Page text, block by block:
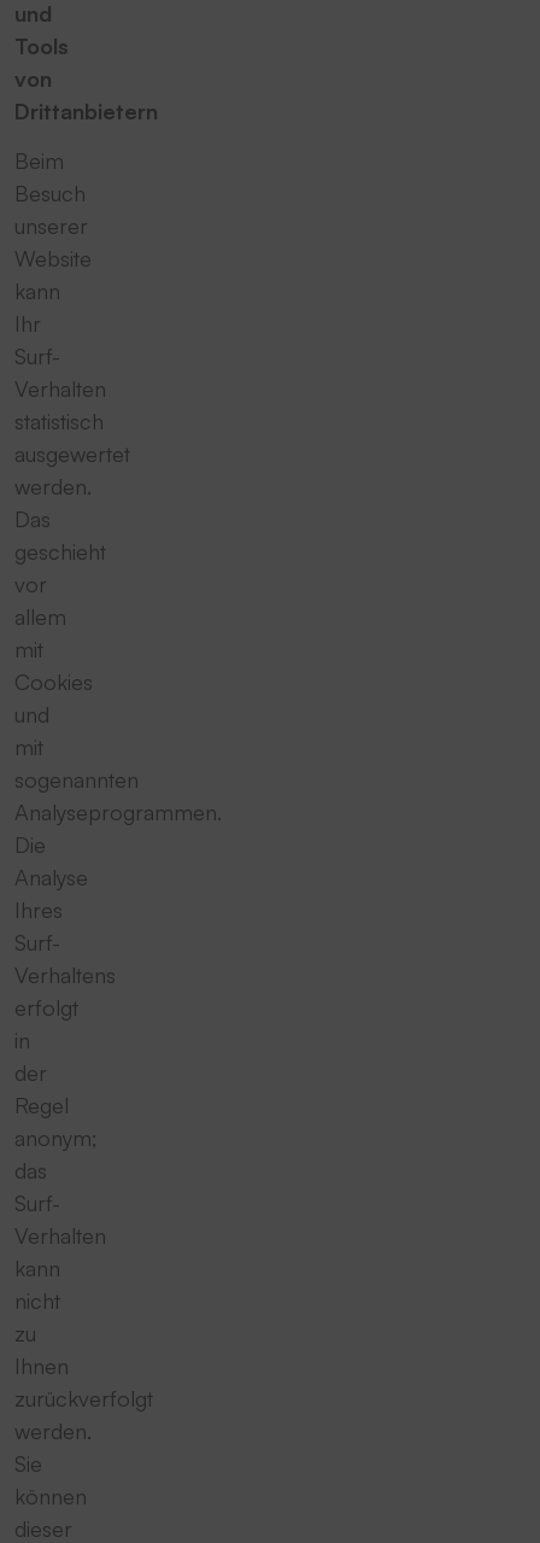
und
Tools
von
Drittanbietern
Beim
Besuch
unserer
Website
kann
Ihr
Surf-
Verhalten
statistisch
ausgewertet
werden.
Das
geschieht
vor
allem
mit
Cookies
und
mit
sogenannten
Analyseprogrammen.
Die
Analyse
Ihres
Surf-
Verhaltens
erfolgt
in
der
Regel
anonym;
das
Surf-
Verhalten
kann
nicht
zu
Ihnen
zurückverfolgt
werden.
Sie
können
dieser